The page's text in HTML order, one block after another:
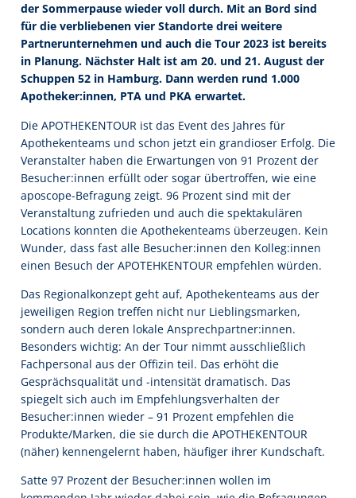
der Sommerpause wieder voll durch. Mit an Bord sind
für die verbliebenen vier Standorte drei weitere
Partnerunternehmen und auch die Tour 2023 ist bereits
in Planung. Nächster Halt ist am 20. und 21. August der
Schuppen 52 in Hamburg. Dann werden rund 1.000
Apotheker:innen, PTA und PKA erwartet.
Die APOTHEKENTOUR ist das Event des Jahres für
Apothekenteams und schon jetzt ein grandioser Erfolg. Die
Veranstalter haben die Erwartungen von 91 Prozent der
Besucher:innen erfüllt oder sogar übertroffen, wie eine
aposcope-Befragung zeigt. 96 Prozent sind mit der
Veranstaltung zufrieden und auch die spektakulären
Locations konnten die Apothekenteams überzeugen. Kein
Wunder, dass fast alle Besucher:innen den Kolleg:innen
einen Besuch der APOTEHKENTOUR empfehlen würden.
Das Regionalkonzept geht auf, Apothekenteams aus der
jeweiligen Region treffen nicht nur Lieblingsmarken,
sondern auch deren lokale Ansprechpartner:innen.
Besonders wichtig: An der Tour nimmt ausschließlich
Fachpersonal aus der Offizin teil. Das erhöht die
Gesprächsqualität und -intensität dramatisch. Das
spiegelt sich auch im Empfehlungsverhalten der
Besucher:innen wieder – 91 Prozent empfehlen die
Produkte/Marken, die sie durch die APOTHEKENTOUR
(näher) kennengelernt haben, häufiger ihrer Kundschaft.
Satte 97 Prozent der Besucher:innen wollen im